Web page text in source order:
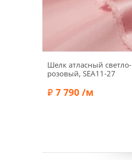
Шелк атласный светло-
розовый, SEA11-27
7 790 /м
Ширина:
140 см